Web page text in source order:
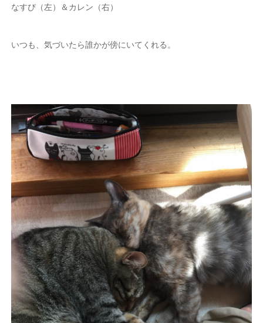
なすび（左）＆カレン（右）
いつも、気づいたら誰かが傍にいてくれる。